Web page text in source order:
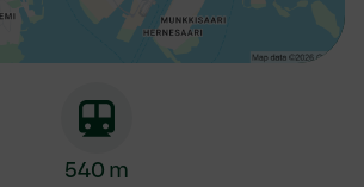
540 m